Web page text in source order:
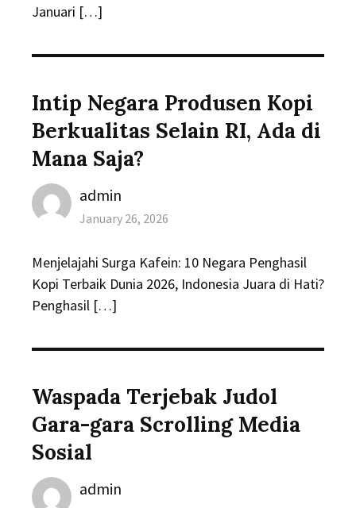
Januari […]
Intip Negara Produsen Kopi
Berkualitas Selain RI, Ada di
Mana Saja?
Author
admin
Posted
January 26, 2026
Menjelajahi Surga Kafein: 10 Negara Penghasil
Kopi Terbaik Dunia 2026, Indonesia Juara di Hati?
Penghasil […]
Waspada Terjebak Judol
Gara-gara Scrolling Media
Sosial
Author
admin